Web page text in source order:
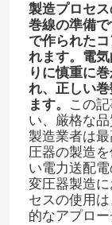
家へ
製品
製造プロセ
巻線の準備
で作られた
れます。電
りに慎重に
れ、正しい
ます。​ この
い、厳格な
製造業者は
圧器の製造
い電力送配
変圧器製造
セスの使用
的なアプロー